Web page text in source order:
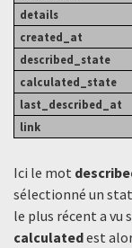
Ici le mot
sélectionné un
le plus récent a vu
calculatedest